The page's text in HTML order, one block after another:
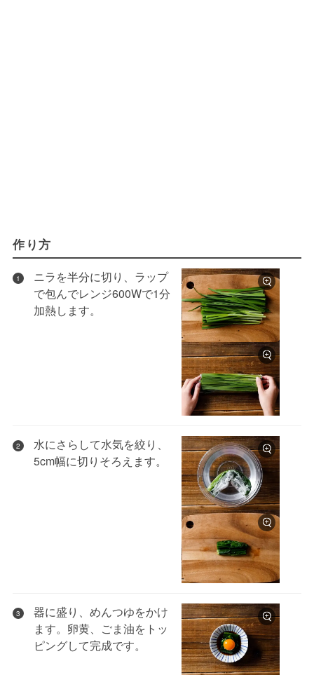
作り方
1
ニラを半分に切り、ラップ
で包んでレンジ600Wで1分
加熱します。
2
水にさらして水気を絞り、
5cm幅に切りそろえます。
3
器に盛り、めんつゆをかけ
ます。卵黄、ごま油をトッ
ピングして完成です。